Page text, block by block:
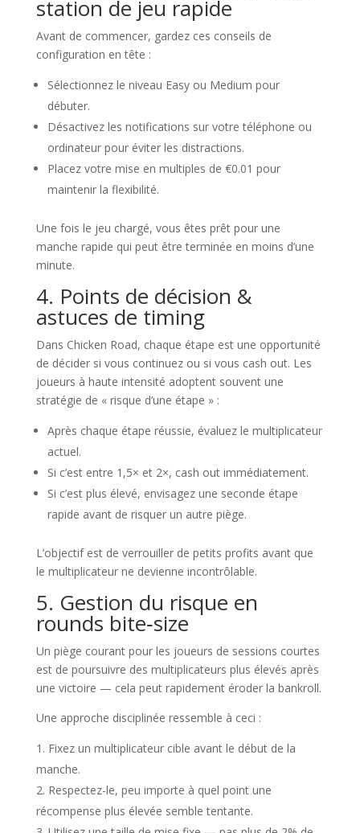
station de jeu rapide
Avant de commencer, gardez ces conseils de
configuration en tête :
Sélectionnez le niveau Easy ou Medium pour
débuter.
Désactivez les notifications sur votre téléphone ou
ordinateur pour éviter les distractions.
Placez votre mise en multiples de €0.01 pour
maintenir la flexibilité.
Une fois le jeu chargé, vous êtes prêt pour une
manche rapide qui peut être terminée en moins d’une
minute.
4. Points de décision &
astuces de timing
Dans Chicken Road, chaque étape est une opportunité
de décider si vous continuez ou si vous cash out. Les
joueurs à haute intensité adoptent souvent une
stratégie de « risque d’une étape » :
Après chaque étape réussie, évaluez le multiplicateur
actuel.
Si c’est entre 1,5× et 2×, cash out immédiatement.
Si c’est plus élevé, envisagez une seconde étape
rapide avant de risquer un autre piège.
L’objectif est de verrouiller de petits profits avant que
le multiplicateur ne devienne incontrôlable.
5. Gestion du risque en
rounds bite‑size
Un piège courant pour les joueurs de sessions courtes
est de poursuivre des multiplicateurs plus élevés après
une victoire — cela peut rapidement éroder la bankroll.
Une approche disciplinée ressemble à ceci :
Fixez un multiplicateur cible avant le début de la
manche.
Respectez-le, peu importe à quel point une
récompense plus élevée semble tentante.